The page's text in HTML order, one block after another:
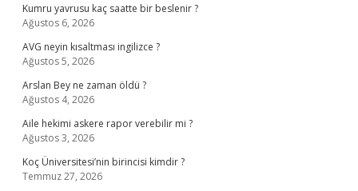
Kumru yavrusu kaç saatte bir beslenir ?
Ağustos 6, 2026
AVG neyin kısaltması ingilizce ?
Ağustos 5, 2026
Arslan Bey ne zaman öldü ?
Ağustos 4, 2026
Aile hekimi askere rapor verebilir mi ?
Ağustos 3, 2026
Koç Üniversitesi’nin birincisi kimdir ?
Temmuz 27, 2026